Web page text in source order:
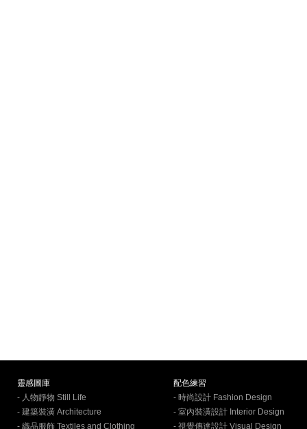
靈感圖庫
- 人物靜物 Still Life
- 建築裝潢 Architecture
- 織品服飾 Textiles and Clothing
配色練習
- 時尚設計 Fashion Design
- 室內裝潢設計 Interior Design
- 視覺傳達設計 Visual Design